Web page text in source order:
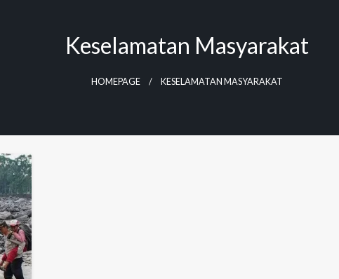
Keselamatan Masyarakat
HOMEPAGE KESELAMATAN MASYARAKAT